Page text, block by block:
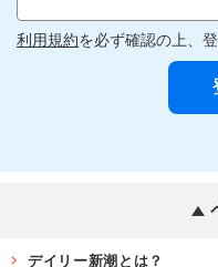
利用規約を必ず確認の上、
デイリー新潮とは？